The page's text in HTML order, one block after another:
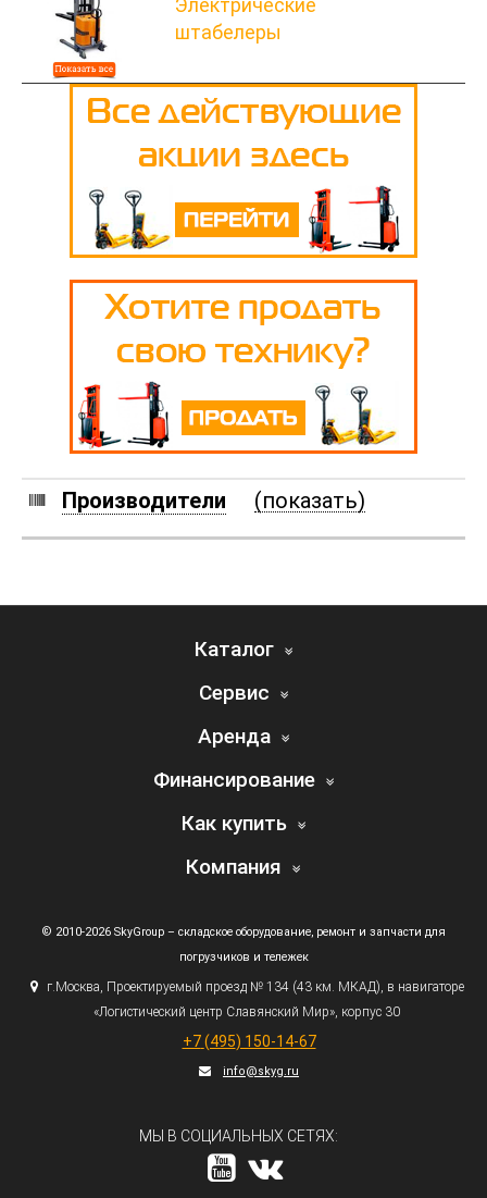
Электрические
штабелеры
Производители (показать)
Каталог
Сервис
Аренда
Финансирование
Как купить
Компания
© 2010-2026 SkyGroup – складское оборудование, ремонт и запчасти для
погрузчиков и тележек
г. Москва, Проектируемый проезд № 134 (43км. МКАД), в навигаторе
«Логистический центр Славянский Мир», корпус 30
+7 (495) 150-14-67
info@skyg.ru
МЫ В СОЦИАЛЬНЫХ СЕТЯХ: